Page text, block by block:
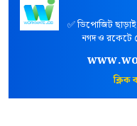
✅ ডিপোজিট ছাড়াই
নগদ ও রকেটে
ক্লিক